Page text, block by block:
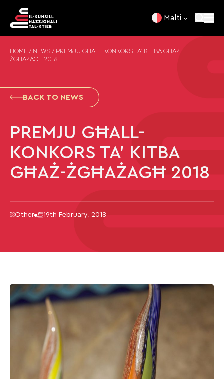
Malti
HOME / NEWS / PREMJU GĦALL-KONKORS TA’ KITBA GĦAŻ-
ŻGĦAŻAGĦ 2018
BACK TO NEWS
PREMJU GĦALL-
KONKORS TA’ KITBA
GĦAŻ-ŻGĦAŻAGĦ 2018
Other 19th February, 2018